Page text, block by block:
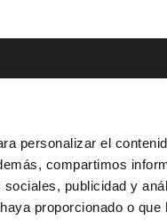
personalizar el
compartimos
publicidad y
proporcionado o
800 806 ^
^